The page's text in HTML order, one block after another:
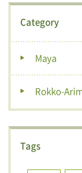
Category
Maya
Rokko-
Tags